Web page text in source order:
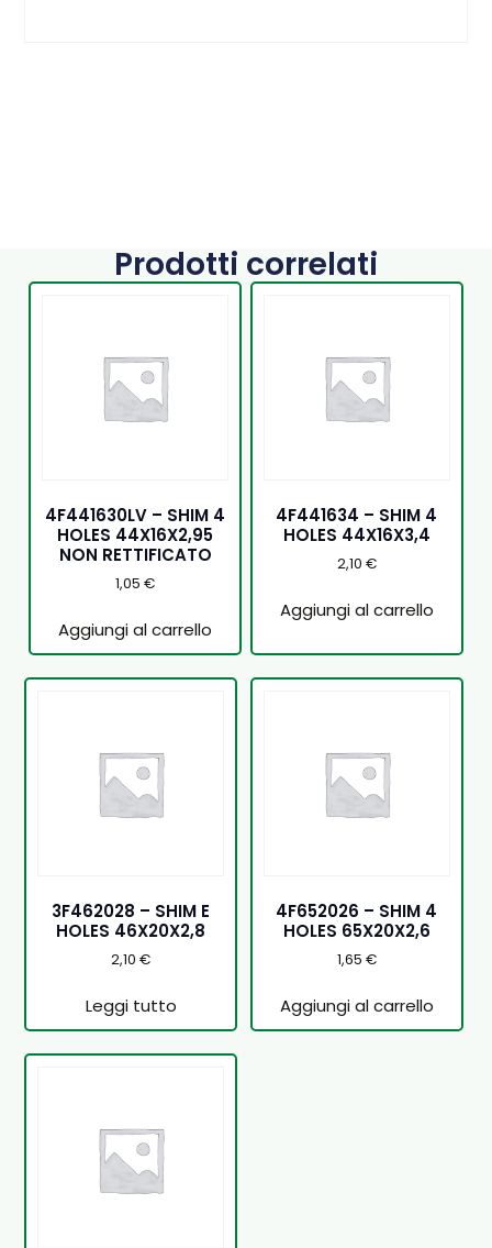
Prodotti correlati
4F441630LV – SHIM 4
HOLES 44X16X2,95
NON RETTIFICATO
1,05€
Aggiungi al carrello
4F441634 – SHIM 4
HOLES 44X16X3,4
2,10 €
Aggiungi al carrello
3F462028 – SHIM E
HOLES 46X20X2,8
2,10€
Leggi tutto
4F652026 – SHIM 4
HOLES 65X20X2,6
1,65 €
Aggiungi al carrello